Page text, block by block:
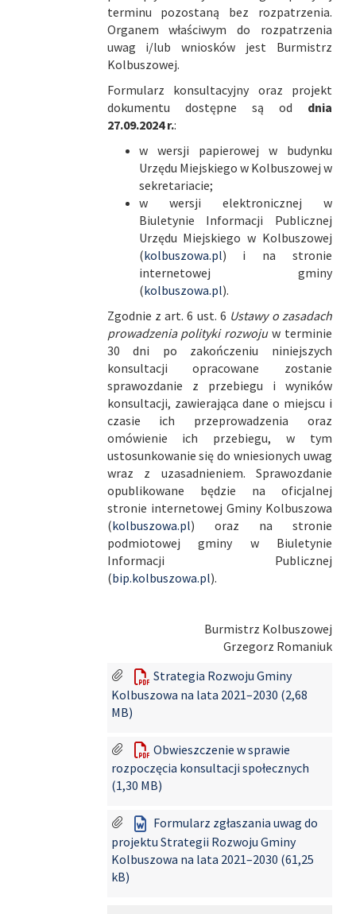
terminu pozostaną bez rozpatrzenia.
Organem właściwym do rozpatrzenia
uwag i/lub wniosków jest Burmistrz
Kolbuszowej.
Formularz konsultacyjny oraz projekt
dokumentu dostępne są od dnia
27.09.2024 r.:
w wersji papierowej w budynku
Urzędu Miejskiego w Kolbuszowej w
sekretariacie;
w wersji elektronicznej w
Biuletynie Informacji Publicznej
Urzędu Miejskiego w Kolbuszowej
(kolbuszowa.pl) i na stronie
internetowej gminy
(kolbuszowa.pl).
Zgodnie z art. 6 ust. 6 Ustawy o zasadach
prowadzenia polityki rozwojuw terminie
30 dni po zakończeniu niniejszych
konsultacji opracowane zostanie
sprawozdanie z przebiegu i wyników
konsultacji, zawierająca dane o miejscu i
czasie ich przeprowadzenia oraz
omówienie ich przebiegu, w tym
ustosunkowanie się do wniesionych uwag
wraz z uzasadnieniem. Sprawozdanie
opublikowane będzie na oficjalnej
stronie internetowej Gminy Kolbuszowa
(kolbuszowa.pl) oraz na stronie
podmiotowej gminy w Biuletynie
Informacji Publicznej
(bip.kolbuszowa.pl).
Burmistrz Kolbuszowej
Grzegorz Romaniuk
Strategia Rozwoju Gminy
Kolbuszowa na lata 2021–2030 (2,68
MB)
Obwieszczenie w sprawie
rozpoczęcia konsultacji społecznych
(1,30 MB)
Formularz zgłaszania uwag do
projektu Strategii Rozwoju Gminy
Kolbuszowa na lata 2021–2030 (61,25
kB)